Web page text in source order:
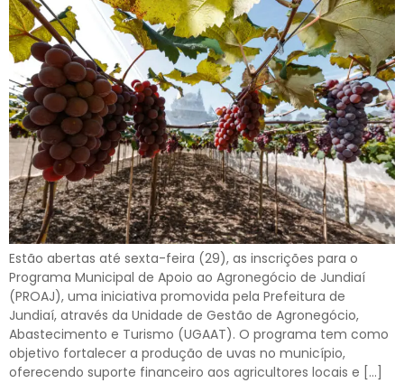
Estão abertas até sexta-feira (29), as inscrições para o
Programa Municipal de Apoio ao Agronegócio de Jundiaí
(PROAJ), uma iniciativa promovida pela Prefeitura de
Jundiaí, através da Unidade de Gestão de Agronegócio,
Abastecimento e Turismo (UGAAT). O programa tem como
objetivo fortalecer a produção de uvas no município,
oferecendo suporte financeiro aos agricultores locais e […]